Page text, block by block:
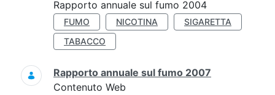
Rapporto annuale sul fumo 2004
FUMO NICOTINA
SIGARETTA
TABACCO
Rapporto annuale sul fumo 2007
Contenuto Web